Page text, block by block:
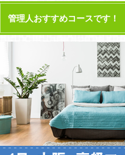
管理人おすすめコースです！